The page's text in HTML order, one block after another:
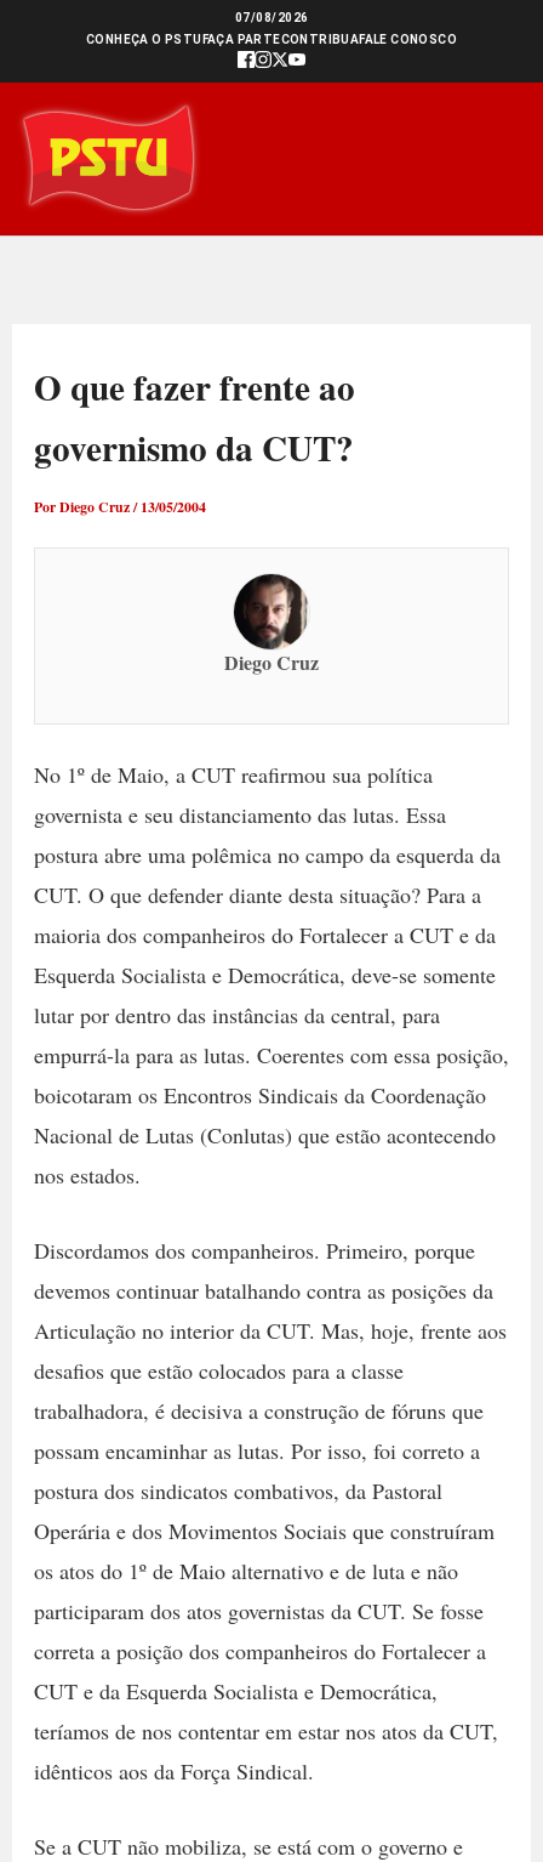
conteúdo
07/08/2026
CONHEÇA O PSTU FAÇA PARTECONTRIBUAFALE CONOSCO
O que fazer frente ao
governismo da CUT?
PorDiego Cruz/13/05/2004
Diego Cruz
No 1º de Maio, a CUT reafirmou sua política
governista e seu distanciamento das lutas. Essa
postura abre uma polêmica no campo da esquerda da
CUT. O que defender diante desta situação? Para a
maioria dos companheiros do Fortalecer a CUT e da
Esquerda Socialista e Democrática, deve-se somente
lutar por dentro das instâncias da central, para
empurrá-la para as lutas. Coerentes com essa posição,
boicotaram os Encontros Sindicais da Coordenação
Nacional de Lutas (Conlutas) que estão acontecendo
nos estados.
Discordamos dos companheiros. Primeiro, porque
devemos continuar batalhando contra as posições da
Articulação no interior da CUT. Mas, hoje, frente aos
desafios que estão colocados para a classe
trabalhadora, é decisiva a construção de fóruns que
possam encaminhar as lutas. Por isso, foi correto a
postura dos sindicatos combativos, da Pastoral
Operária e dos Movimentos Sociais que construíram
os atos do 1º de Maio alternativo e de luta e não
participaram dos atos governistas da CUT. Se fosse
correta a posição dos companheiros do Fortalecer a
CUT e da Esquerda Socialista e Democrática,
teríamos de nos contentar em estar nos atos da CUT,
idênticos aos da Força Sindical.
Se a CUT não mobiliza, se está com o governo e